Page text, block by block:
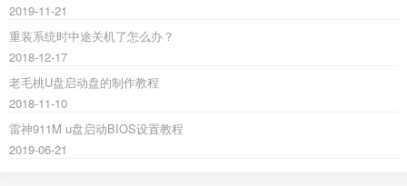
2019-11-21
重装系统时中途关机了怎么办？
2018-12-17
老毛桃U盘启动盘的制作教程
2018-11-10
雷神911M u盘启动BIOS设置教程
2019-06-21